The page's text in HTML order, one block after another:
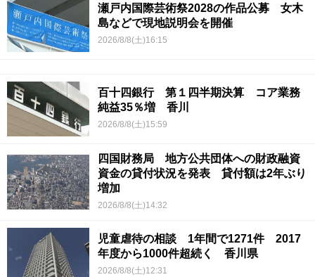
瀬戸内国際芸術祭2028の作品公募 女木
島などで現地説明会を開催
2026/8/8(土)16:15
百十四銀行 第１四半期決算 コア業務
純益35％増 香川
2026/8/8(土)15:59
四国財務局 地方公共団体への財政融資
資金の貸付状況を発表 貸付額は2年ぶり
増加
2026/8/8(土)14:32
児童虐待の相談 1年間で1271件 2017
年度から1000件超続く 香川県
2026/8/8(土)12:31